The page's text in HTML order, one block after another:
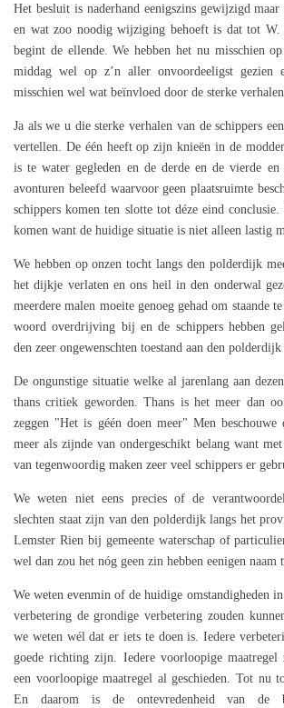
Het besluit is naderhand eenigszins gewijzigd
en wat zoo noodig wijziging behoeft is dat tot W.
begint de ellende. We hebben het nu misschien op
middag wel op z’n aller onvoordeeligst gezien
misschien wel wat beïnvloed door de sterke verhalen
Ja als we u die sterke verhalen van de schippers
vertellen. De één heeft op zijn knieën in de
is te water gegleden en de derde en de vierde en
avonturen beleefd waarvoor geen plaatsruimte
schippers komen ten slotte tot déze eind
komen want de huidige situatie is niet alleen lastig
We hebben op onzen tocht langs den polderdijk
het dijkje verlaten en ons heil in den onderwal
meerdere malen moeite genoeg gehad om staande
woord overdrijving bij en de schippers hebben
den zeer ongewenschten toestand aan den polderdijk
De ongunstige situatie welke al jarenlang aan
thans critiek geworden. Thans is het meer dan
zeggen "Het is géén doen meer" Men
meer als zijnde van ondergeschikt belang want
van tegenwoordig maken zeer veel schippers er
We weten niet eens precies of de
slechten staat zijn van den polderdijk langs het
Lemster Rien bij gemeente waterschap of
wel dan zou het nóg geen zin hebben eenigen naam
We weten evenmin of de huidige omstandigheden
verbetering de grondige verbetering zouden
we weten wél dat er iets te doen is. Iedere
goede richting zijn. Iedere voorloopige
een voorloopige maatregel al geschieden. Tot nu
En daarom is de ontevredenheid van de